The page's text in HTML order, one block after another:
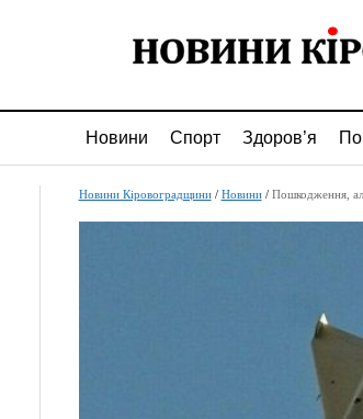
Новини Спорт Здоров’я
Новини Кіровоградщини/ Новини/ Пошкодження,